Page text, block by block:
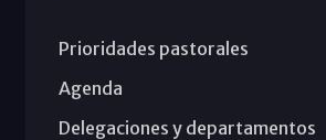
Prioridades pastorales
Agenda
Delegaciones y departamentos